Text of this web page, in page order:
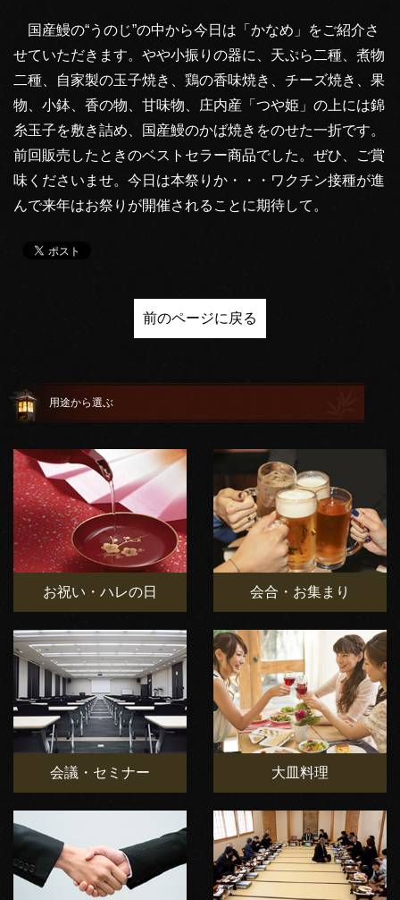
国産鰻の“うのじ”の中から今日は「かなめ」をご紹介さ
せていただきます。やや小振りの器に、天ぷら二種、煮物
二種、自家製の玉子焼き、鶏の香味焼き、チーズ焼き、果
物、小鉢、香の物、甘味物、庄内産「つや姫」の上には錦
糸玉子を敷き詰め、国産鰻のかば焼きをのせた一折です。
前回販売したときのベストセラー商品でした。ぜひ、ご賞
味くださいませ。今日は本祭りか・・・ワクチン接種が進
んで来年はお祭りが開催されることに期待して。
前のページに戻る
用途から選ぶ
お祝い・ハレの日 会合・お集まり
会議・セミナー 大皿料理